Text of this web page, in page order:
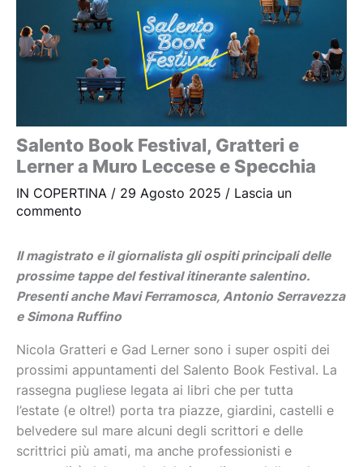
Salento Book Festival, Gratteri e
Lerner a Muro Leccese e Specchia
IN COPERTINA / 29 Agosto 2025 / Lascia un
commento
Il magistrato e il giornalista gli ospiti principali delle
prossime tappe del festival itinerante salentino.
Presenti anche Mavi Ferramosca, Antonio Serravezza
e Simona Ruffino
Nicola Gratteri e Gad Lerner sono i super ospiti dei
prossimi appuntamenti del Salento Book Festival. La
rassegna pugliese legata ai libri che per tutta
l’estate (e oltre!) porta tra piazze, giardini, castelli e
belvedere sul mare alcuni degli scrittori e delle
scrittrici più amati, ma anche professionisti e